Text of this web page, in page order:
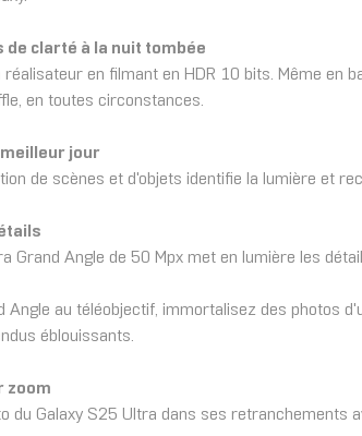
de clarté à la nuit tombée
réalisateur en filmant en HDR 10 bits. Même en
en toutes circonstances.
jour
de scènes et d'objets identifie la lumière et
Grand Angle de 50 Mpx met en lumière les
Angle au téléobjectif, immortalisez des photos
éblouissants.
zoom
du Galaxy S25 Ultra dans ses